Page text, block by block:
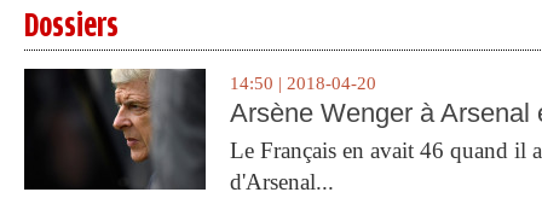
Dossiers
14:50 | 2018-04-20
Arsène Wenger à Arsenal
Le Français en avait 46 quand il
d'Arsenal...